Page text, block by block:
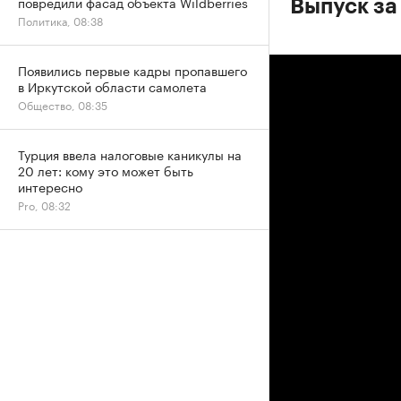
Выпуск
Политика, 08:38
Появились первые кадры пропавшего
в Иркутской области самолета
Общество, 08:35
Турция ввела налоговые каникулы на
20 лет: кому это может быть
интересно
Pro, 08:32